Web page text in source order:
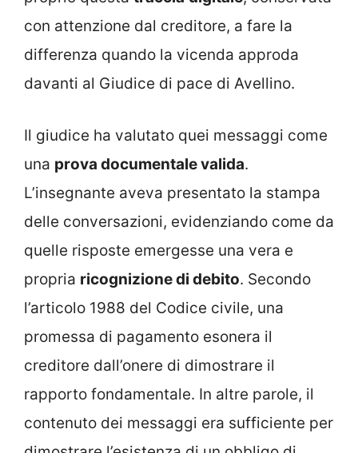
con attenzione dal creditore, a fare la
differenza quando la vicenda approda
davanti al Giudice di pace di Avellino.
Il giudice ha valutato quei messaggi come
una prova documentale valida.
L’insegnante aveva presentato la stampa
delle conversazioni, evidenziando come da
quelle risposte emergesse una vera e
propria ricognizione di debito. Secondo
l’articolo 1988 del Codice civile, una
promessa di pagamento esonera il
creditore dall’onere di dimostrare il
rapporto fondamentale. In altre parole, il
contenuto dei messaggi era sufficiente per